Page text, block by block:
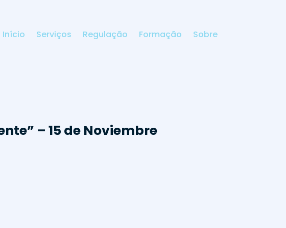
Início Serviços Regulação Formação Sobre
– 15 de Noviembre